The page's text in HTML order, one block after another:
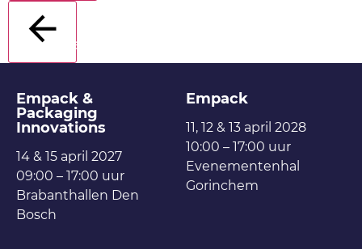
Terug
Empack &
Packaging
Innovations
14 & 15 april 2027
09:00 – 17:00 uur
Brabanthallen Den
Bosch
Empack
11, 12 & 13 april 2028
10:00 – 17:00 uur
Evenementenhal
Gorinchem